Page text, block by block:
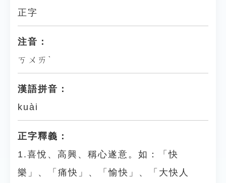
正字
注音：
ㄎㄨㄞˋ
漢語拼音：
kuài
正字釋義：
1.喜悅、高興、稱心遂意。如：「快
樂」、「痛快」、「愉快」、「大快人